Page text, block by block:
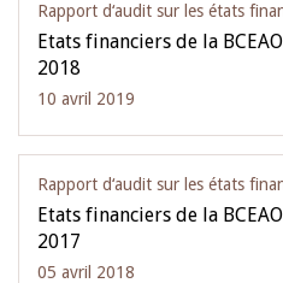
Rapport d‘audit sur les états
Etats financiers de la
2018
10 avril 2019
Rapport d‘audit sur les états
Etats financiers de la
2017
05 avril 2018